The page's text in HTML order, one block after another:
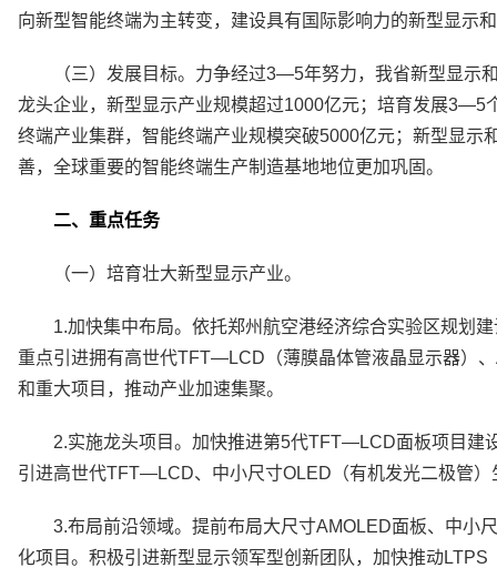
向新型智能终端为主转变，建设具有国际影响力的新型显示
（三）发展目标。力争经过3—5年努力，我省新型显
龙头企业，新型显示产业规模超过1000亿元；培育发展
终端产业集群，智能终端产业规模突破5000亿元；新型显
善，全球重要的智能终端生产制造基地地位更加巩固。
二、重点任务
（一）培育壮大新型显示产业。
1.加快集中布局。依托郑州航空港经济综合实验区规划
重点引进拥有高世代TFT—LCD（薄膜晶体管液晶显示器）
和重大项目，推动产业加速集聚。
2.实施龙头项目。加快推进第5代TFT—LCD面板项目建
引进高世代TFT—LCD、中小尺寸OLED（有机发光二极管）
3.布局前沿领域。提前布局大尺寸AMOLED面板、中小
化项目。积极引进新型显示领军型创新团队，加快推动